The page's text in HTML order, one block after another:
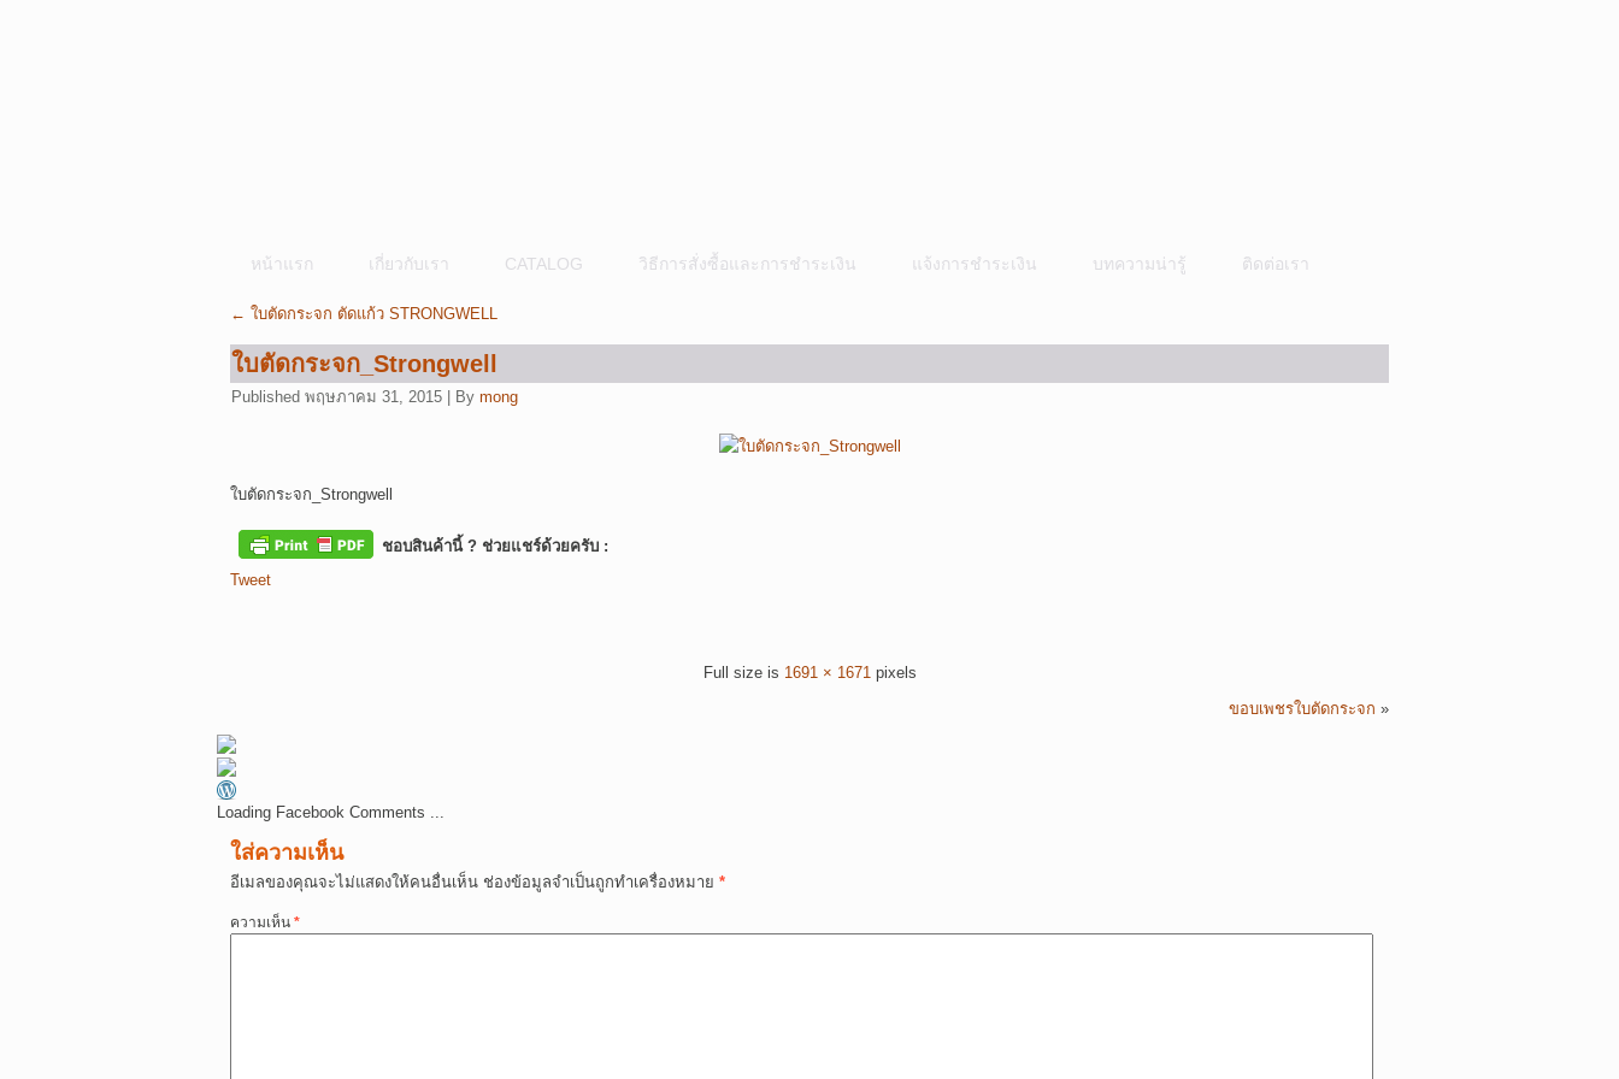
หน้าแรก เกี่ยวกับเรา CATALOG วิธีการสั่งซื้อและการชำระเงิน แจ้งการชำระเงิน บทความน่ารู้ ติดต่อเรา
← ใบตัดกระจก ตัดแก้ว STRONGWELL
ใบตัดกระจก_Strongwell
Published พฤษภาคม 31, 2015 By mong
ใบตัดกระจก_Strongwell
ชอบสินค้านี้ ? ช่วยแชร์ด้วยครับ :
Tweet
Full size is 1691 × 1671pixels
ขอบเพชรใบตัดกระจก »
Loading Facebook Comments ...
ใส่ความเห็น
อีเมลของคุณจะไม่แสดงให้คนอื่นเห็น ช่องข้อมูลจำเป็นถูกทำเครื่องหมาย *
ความเห็น *